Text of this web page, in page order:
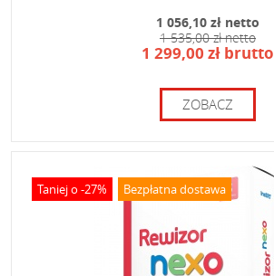
1 056,10 zł netto
1 535,00 zł netto
1 299,00 zł brutto
ZOBACZ
Taniej o -27% Bezpłatna dostawa